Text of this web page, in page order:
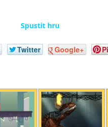
Spustit hru
Twitter Google+